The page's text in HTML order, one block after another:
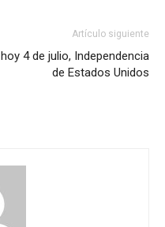
Artículo siguiente
hoy 4 de julio, Independencia
de Estados Unidos